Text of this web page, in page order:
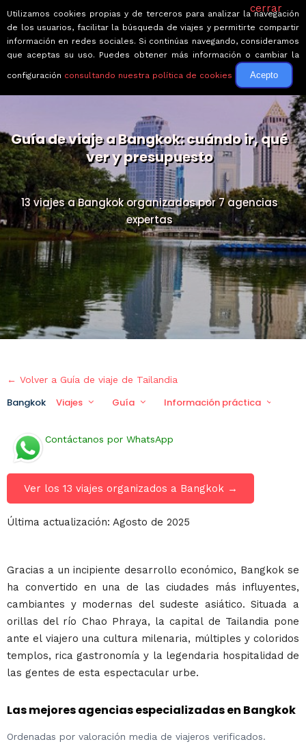
Guía de viaje a Bangkok: cuándo ir, qué
ver y presupuesto
13 viajes a Bangkok organizados por 7 agencias
expertas
← Volver a Guía de viaje de Tailandia
Bangkok Viajes Guía Información práctica
Contáctanos por WhatsApp
Ver los 13 viajes organizados a Bangkok →
Última actualización: Agosto de 2025
Gracias a un incipiente desarrollo económico, Bangkok se
ha convertido en una de las ciudades más influyentes,
cambiantes y modernas del sudeste asiático. Situada a
orillas del río Chao Phraya, la capital de Tailandia pone
ante el viajero una cultura milenaria, múltiples y coloridos
templos, rica gastronomía y la legendaria hospitalidad de
las gentes de esta espectacular urbe.
Las mejores agencias especializadas en Bangkok
Ordenadas por valoración media de viajeros verificados.
cerrar
Utilizamos cookies propias y de terceros para analizar la navegación
de los usuarios, facilitar la búsqueda de viajes y permitirte compartir
información en redes sociales. Si continúas navegando, consideramos
que aceptas su uso. Puedes obtener más información o cambiar la
configuración consultando nuestra política de cookies Acepto